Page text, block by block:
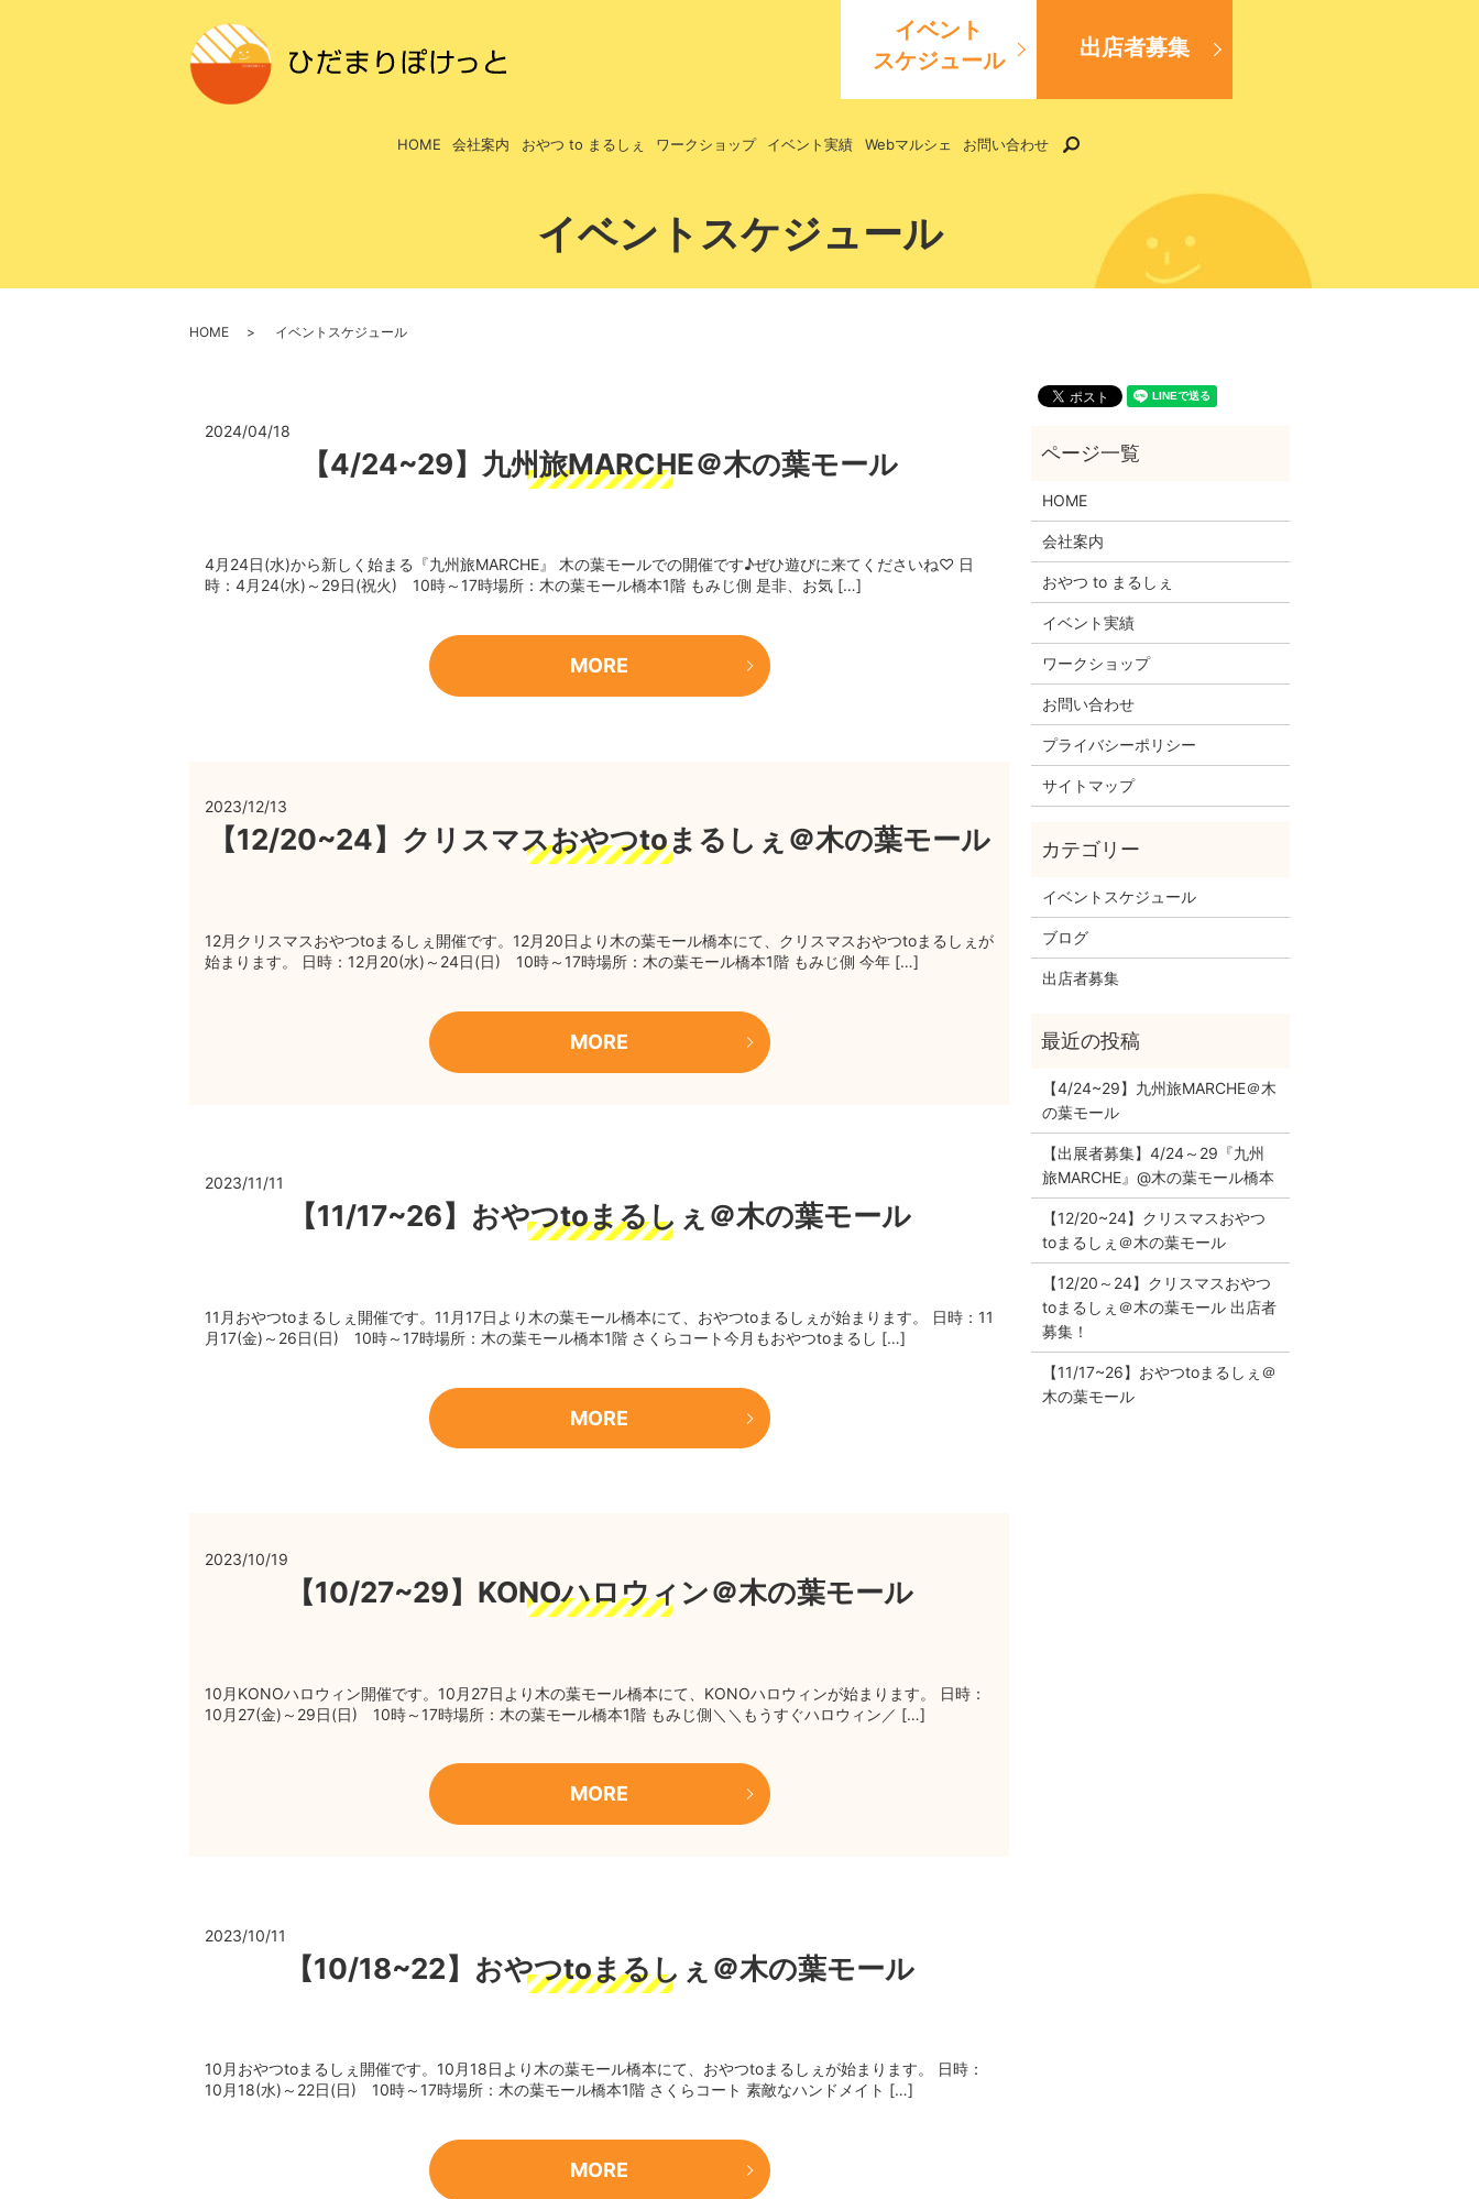
イベント
スケジュール
出店者募集
HOME 会社案内 おやつ to まるしぇ ワークショップ イベント実績 Webマルシェ お問い合わせ
イベントスケジュール
HOME イベントスケジュール
2024/04/18
【4/24~29】九州旅MARCHE＠木の葉モール
4月24日(水)から新しく始まる『九州旅MARCHE』 木の葉モールでの開催です♪ぜひ遊びに来てくださいね♡ 日
時：4月24(水)～29日(祝火) 10時～17時場所：木の葉モール橋本1階 もみじ側 是非、お気 […]
MORE
2023/12/13
【12/20~24】クリスマスおやつtoまるしぇ＠木の葉モール
12月クリスマスおやつtoまるしぇ開催です。12月20日より木の葉モール橋本にて、クリスマスおやつtoまるしぇが
始まります。 日時：12月20(水)～24日(日) 10時～17時場所：木の葉モール橋本1階 もみじ側 今年 […]
MORE
2023/11/11
【11/17~26】おやつtoまるしぇ＠木の葉モール
11月おやつtoまるしぇ開催です。11月17日より木の葉モール橋本にて、おやつtoまるしぇが始まります。 日時：11
月17(金)～26日(日) 10時～17時場所：木の葉モール橋本1階 さくらコート今月もおやつtoまるし […]
MORE
2023/10/19
【10/27~29】KONOハロウィン＠木の葉モール
10月KONOハロウィン開催です。10月27日より木の葉モール橋本にて、KONOハロウィンが始まります。 日時：
10月27(金)～29日(日) 10時～17時場所：木の葉モール橋本1階 もみじ側＼＼もうすぐハロウィン／ […]
MORE
2023/10/11
【10/18~22】おやつtoまるしぇ＠木の葉モール
10月おやつtoまるしぇ開催です。10月18日より木の葉モール橋本にて、おやつtoまるしぇが始まります。 日時：
10月18(水)～22日(日) 10時～17時場所：木の葉モール橋本1階 さくらコート 素敵なハンドメイト […]
MORE
HOME
会社案内
おやつ to まるしぇ
イベント実績
ワークショップ
お問い合わせ
プライバシーポリシー
サイトマップ
イベントスケジュール
ブログ
出店者募集
【4/24~29】九州旅MARCHE＠木
の葉モール
【出展者募集】4/24～29『九州
旅MARCHE』@木の葉モール橋本
【12/20~24】クリスマスおやつ
toまるしぇ＠木の葉モール
【12/20～24】クリスマスおやつ
toまるしぇ＠木の葉モール 出店者
募集！
【11/17~26】おやつtoまるしぇ＠
木の葉モール